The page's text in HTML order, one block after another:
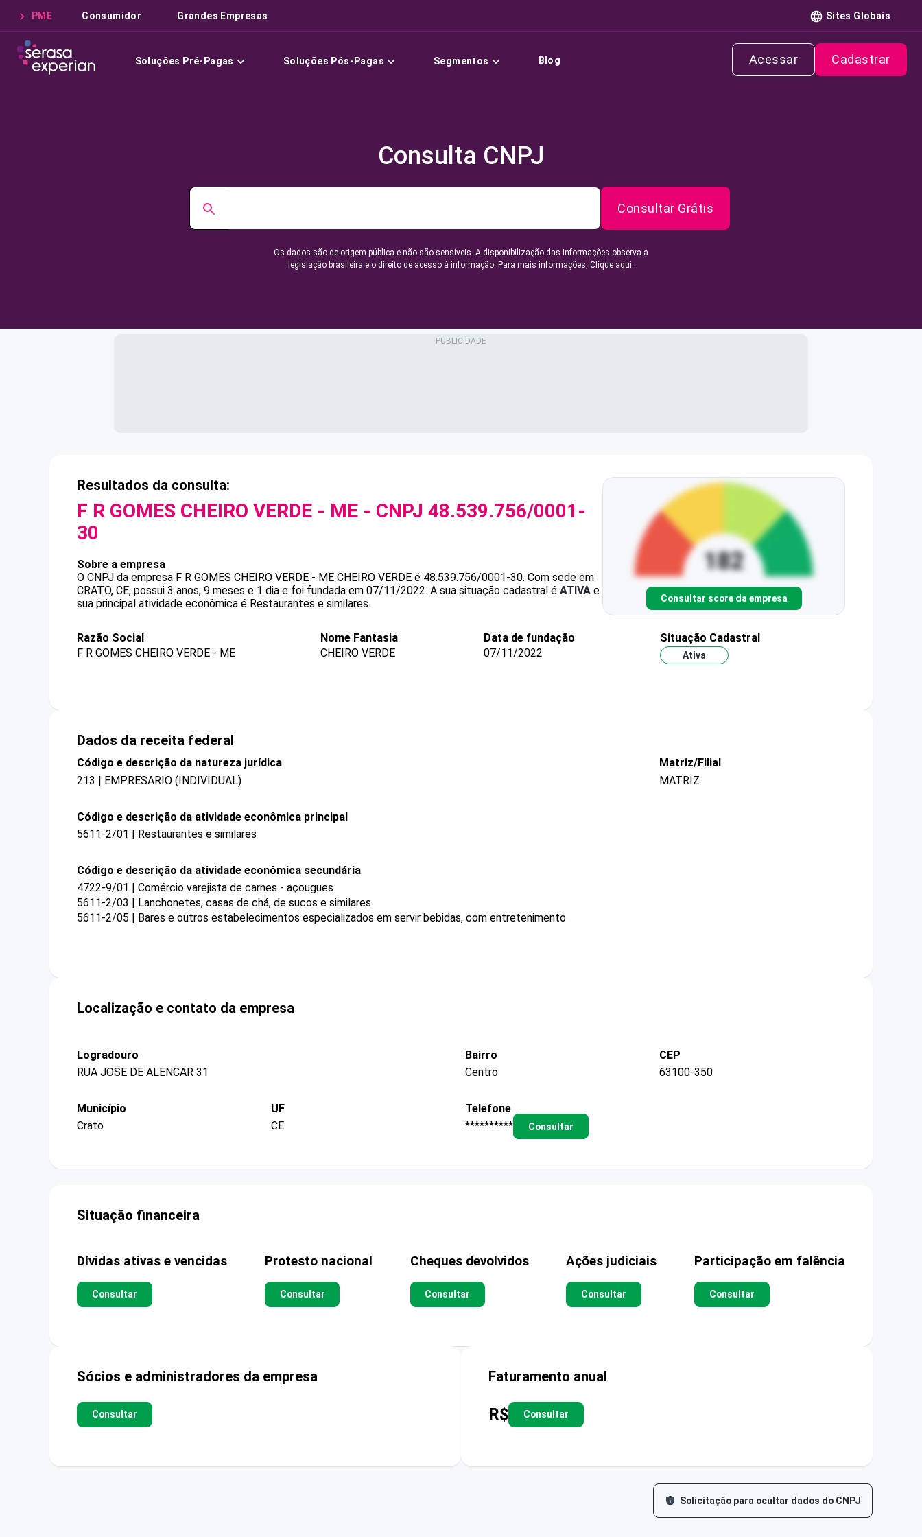
PME Consumidor Grandes Empresas Sites Globais
Soluções Pré-Pagas Soluções Pós-Pagas Segmentos Blog Acessar Cadastrar
Consulta CNPJ
Consultar Grátis
Os dados são de origem pública e não são sensíveis. A disponibilização das informações observa a
legislação brasileira e o direito de acesso à informação. Para mais informações, Clique aqui.
Resultados da consulta:
F R GOMES CHEIRO VERDE - ME - CNPJ 48.539.756/0001-
30
Sobre a empresa
O CNPJ da empresa F R GOMES CHEIRO VERDE - ME CHEIRO VERDE é 48.539.756/0001-30. Com sede em
CRATO, CE, possui 3 anos, 9 meses e 1 dia e foi fundada em 07/11/2022. A sua situação cadastral é ATIVA e
sua principal atividade econômica é Restaurantes e similares.
Consultar score da empresa
Razão Social
F R GOMES CHEIRO VERDE - ME
Nome Fantasia
CHEIRO VERDE
Data de fundação
07/11/2022
Situação Cadastral
Ativa
Dados da receita federal
Código e descrição da natureza jurídica
213 | EMPRESARIO (INDIVIDUAL)
Matriz/Filial
MATRIZ
Código e descrição da atividade econômica principal
5611-2/01 | Restaurantes e similares
Código e descrição da atividade econômica secundária
4722-9/01 | Comércio varejista de carnes - açougues
5611-2/03 | Lanchonetes, casas de chá, de sucos e similares
5611-2/05 | Bares e outros estabelecimentos especializados em servir bebidas, com entretenimento
Localização e contato da empresa
Logradouro
RUA JOSE DE ALENCAR 31
Bairro
Centro
CEP
63100-350
Município
Crato
UF
CE
Telefone
**********
Consultar
Situação financeira
Dívidas ativas e vencidas
Consultar
Protesto nacional
Consultar
Cheques devolvidos
Consultar
Ações judiciais
Consultar
Participação em falência
Consultar
Sócios e administradores da empresa
Consultar
Faturamento anual
R$ Consultar
Solicitação para ocultar dados do CNPJ